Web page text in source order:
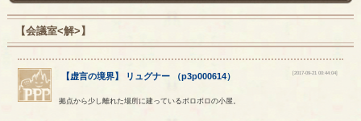
【会議室<解>】
【虚言の境界】 リュグナー （p3p000614） [2017-09-21 00:44:04]
拠点から少し離れた場所に建っているボロボロの小屋。